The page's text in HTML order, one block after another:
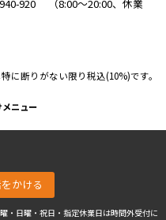
920 （8:00～20:00、休業
に断りがない限り税込(10%)です。
ニュー
かける
・日曜・祝日・指定休業日は時間外受付に